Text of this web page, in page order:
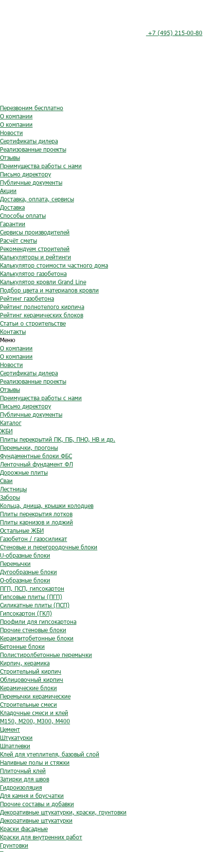
+7 (495) 215-00-80
Перезвоним бесплатно
О компании
О компании
Новости
Сертификаты дилера
Реализованные проекты
Отзывы
Преимущества работы с нами
Письмо директору
Публичные документы
Акции
Доставка, оплата, сервисы
Доставка
Способы оплаты
Гарантии
Сервисы производителей
Расчёт сметы
Рекомендуем строителей
Калькуляторы и рейтинги
Калькулятор стоимости частного дома
Калькулятор газобетона
Калькулятор кровли Grand Line
Подбор цвета и материалов кровли
Рейтинг газобетона
Рейтинг полнотелого кирпича
Рейтинг керамических блоков
Статьи о строительстве
Контакты
Меню
О компании
О компании
Новости
Сертификаты дилера
Реализованные проекты
Отзывы
Преимущества работы с нами
Письмо директору
Публичные документы
Каталог
ЖБИ
Плиты перекрытий ПК, ПБ, ПНО, НВ и др.
Перемычки, прогоны
Фундаментные блоки ФБС
Ленточный фундамент ФЛ
Дорожные плиты
Сваи
Лестницы
Заборы
Кольца, днища, крышки колодцев
Плиты перекрытия лотков
Плиты карнизов и лоджий
Остальные ЖБИ
Газобетон / газосиликат
Стеновые и перегородочные блоки
U-образные блоки
Перемычки
Дугообразные блоки
O-образные блоки
ПГП, ПСП, гипсокартон
Гипсовые плиты (ПГП)
Силикатные плиты (ПСП)
Гипсокартон (ГКЛ)
Профили для гипсокартона
Прочие стеновые блоки
Керамзитобетонные блоки
Бетонные блоки
Полистиролбетонные перемычки
Кирпич, керамика
Строительный кирпич
Облицовочный кирпич
Керамические блоки
Перемычки керамические
Строительные смеси
Кладочные смеси и клей
М150, М200, М300, М400
Цемент
Штукатурки
Шпатлевки
Клей для утеплителя, базовый слой
Наливные полы и стяжки
Плиточный клей
Затирки для швов
Гидроизоляция
Для камня и брусчатки
Прочие составы и добавки
Декоративные штукатурки, краски, грунтовки
Декоративные штукатурки
Краски фасадные
Краски для внутренних работ
Грунтовки